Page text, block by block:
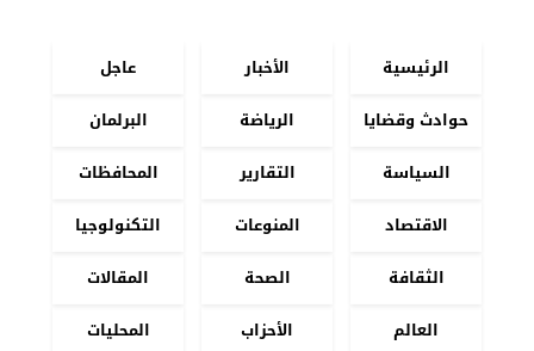
الرئيسية الأخبار
عاجل
حوادث وقضايا
الرياضة
البرلمان
السياسة
التقارير
المحافظات
الاقتصاد
المنوعات
التكنولوجيا
الثقافة
الصحة
المقالات
العالم
الأحزاب المحليات